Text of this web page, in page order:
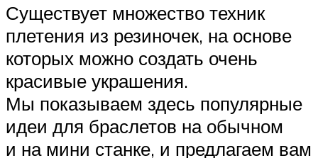
Существует множество техник
плетения из резиночек, на основе
которых можно создать очень
красивые украшения.
Мы показываем здесь популярные
идеи для браслетов на обычном
и на мини станке, и предлагаем вам